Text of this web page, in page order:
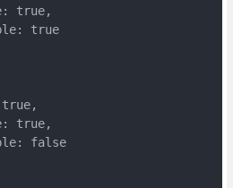
true,
true
true,
false